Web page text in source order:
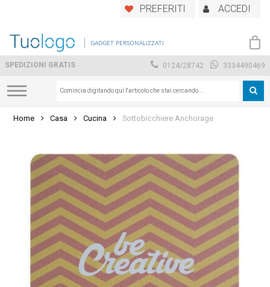
main
PREFERITI ACCEDI
GADGET PERSONALIZZATI
SPEDIZIONI GRATIS 0124/28742 3334490469
Home Casa Cucina Sottobicchiere Anchorage